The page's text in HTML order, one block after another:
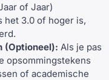
of Jaar)
het 3.0 of hoger is,
(Optioneel): Als je pas
opsommingstekens
of academische